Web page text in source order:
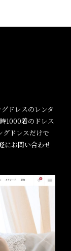
ドレスのレンタ
1000着のドレス
グドレスだけで
にお問い合わせ